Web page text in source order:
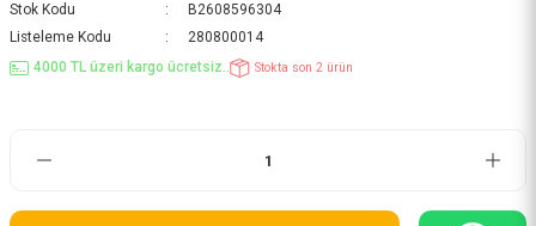
Stok Kodu
B2608596304
Listeleme Kodu
280800014
4000 TL üzeri kargo ücretsiz..
Stokta son 2 ürün